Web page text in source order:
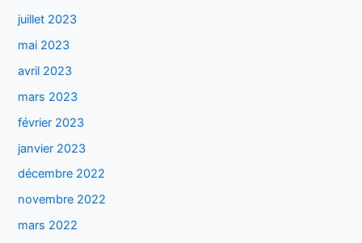
juillet 2023
mai 2023
avril 2023
mars 2023
février 2023
janvier 2023
décembre 2022
novembre 2022
mars 2022